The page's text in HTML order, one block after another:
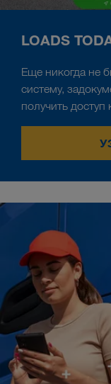
LOADS
Еще никогда не
систему,
получить